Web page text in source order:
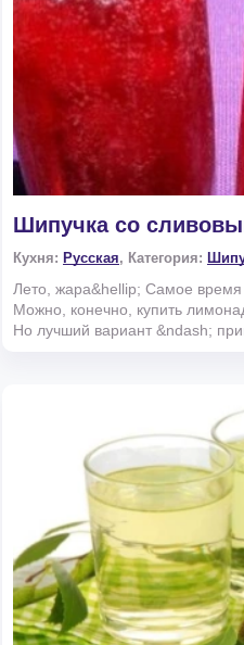
Шипучка со
Кухня: Русская, Категория:
Лето, жара&hellip; Самое
Можно, конечно, купить
Но лучший вариант &ndash;